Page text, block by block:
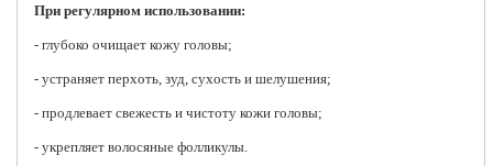
При регулярном использовании:
- глубоко очищает кожу головы;
- устраняет перхоть, зуд, сухость и шелушения;
- продлевает свежесть и чистоту кожи головы;
- укрепляет волосяные фолликулы.